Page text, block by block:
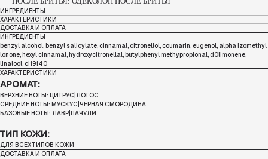
ИНГРЕДИЕНТЫ
ХАРАКТЕРИСТИКИ
ДОСТАВКА И ОПЛАТА
ИНГРЕДИЕНТЫ
benzyl alcohol, benzyl salicylate, cinnamal, citronellol, coumarin, eugenol, alpha izomethyl
lonone, hexyl cinnamal, hydroxycitronellal, butylphenyl methypropional, d0limonene,
linalool, ci19140
ХАРАКТЕРИСТИКИ
АРОМАТ:
ВЕРХНИЕ НОТЫ: ЦИТРУС|ЛОТОС
СРЕДНИЕ НОТЫ: МУСКУС|ЧЕРНАЯ СМОРОДИНА
БАЗОВЫЕ НОТЫ: ЛАВР|ПАЧУЛИ
ТИП КОЖИ:
ДЛЯ ВСЕХ ТИПОВ КОЖИ
ДОСТАВКА И ОПЛАТА